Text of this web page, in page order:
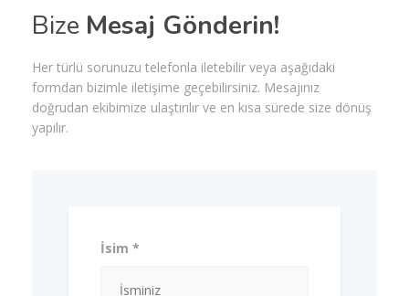
Bize Mesaj Gönderin!
Her türlü sorunuzu telefonla iletebilir veya aşağıdaki
formdan bizimle iletişime geçebilirsiniz. Mesajınız
doğrudan ekibimize ulaştırılır ve en kısa sürede size dönüş
yapılır.
İsim *